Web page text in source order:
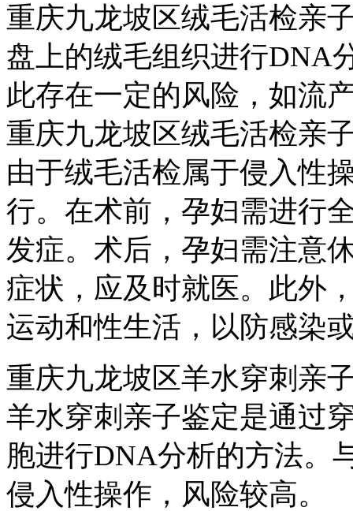
重庆九龙坡区绒毛活检亲
盘上的绒毛组织进行DNA
此存在一定的风险，如流
重庆九龙坡区绒毛活检亲
由于绒毛活检属于侵入性
行。在术前，孕妇需进行
发症。术后，孕妇需注意
症状，应及时就医。此外
运动和性生活，以防感染
重庆九龙坡区羊水穿刺亲
羊水穿刺亲子鉴定是通过
胞进行DNA分析的方法。
侵入性操作，风险较高。